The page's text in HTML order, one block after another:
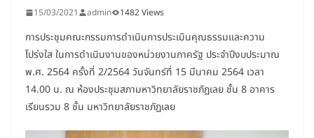
15/03/2021 admin 1482 Views
การประชุมคณะกรรมการดำเนินการประเมินคุณธรรมและความ
โปร่งใส ในการดำเนินงานของหน่วยงานภาครัฐ ประจำปีงบประมาณ
พ.ศ. 2564 ครั้งที่ 2/2564 วันจันทร์ที่ 15 มีนาคม 2564 เวลา
14.00 น. ณ ห้องประชุมสภามหาวิทยาลัยราชภัฏเลย ชั้น 8 อาคาร
เรียนรวม 8 ชั้น มหาวิทยาลัยราชภัฏเลย